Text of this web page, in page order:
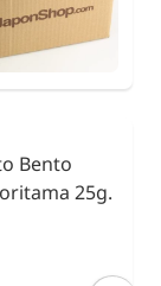
Bento
25g.